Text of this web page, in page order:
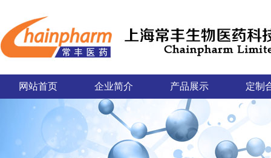
网站首页 企业简介 产品展示 定制